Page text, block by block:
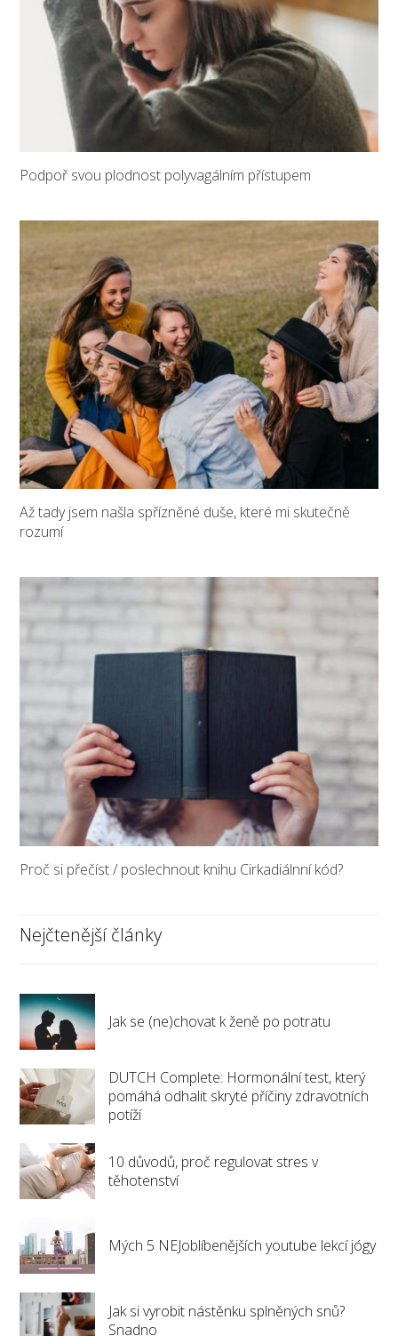
Podpoř svou plodnost polyvagálním přístupem
Až tady jsem našla spřízněné duše, které mi skutečně
rozumí
Proč si přečíst / poslechnout knihu Cirkadiálnní kód?
Nejčtenější články
Jak se (ne)chovat k ženě po potratu
DUTCH Complete: Hormonální test, který
pomáhá odhalit skryté příčiny zdravotních
potíží
10 důvodů, proč regulovat stres v
těhotenství
Mých 5 NEJoblíbenějších youtube lekcí jógy
Jak si vyrobit nástěnku splněných snů?
Snadno